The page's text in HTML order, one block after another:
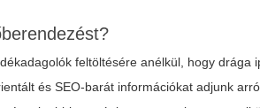
feltöltésére anélkül, hogy drága
és SEO-barát információkat adjunk